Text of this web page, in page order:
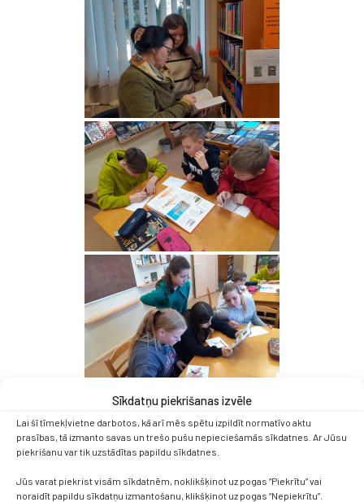
Sīkdatņu piekrišanas izvēle
Lai šī tīmekļvietne darbotos, kā arī mēs spētu izpildīt normatīvo aktu
prasības, tā izmanto savas un trešo pušu nepieciešamās sīkdatnes. Ar Jūsu
piekrišanu var tik uzstādītas papildu sīkdatnes.
Jūs varat piekrist visām sīkdatnēm, noklikšķinot uz pogas “Piekrītu” vai
noraidīt papildu sīkdatņu izmantošanu, klikšķinot uz pogas “Nepiekrītu”.